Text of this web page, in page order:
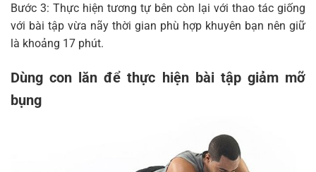
Bước 3: Thực hiện tương tự bên còn lại với thao tác giống
với bài tập vừa nãy thời gian phù hợp khuyên bạn nên giữ
là khoảng 17 phút.
Dùng con lăn để thực hiện bài tập giảm mỡ
bụng